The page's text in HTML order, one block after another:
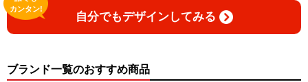
自分でもデザインしてみる
カンタン!
ブランド一覧のおすすめ商品